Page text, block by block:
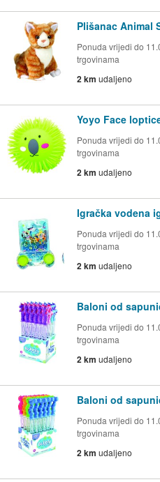
Plišanac Animal
Ponuda vrijedi do
trgovinama
2 km udaljeno
Yoyo Face
Ponuda vrijedi do
trgovinama
2 km udaljeno
Igračka vodena
Ponuda vrijedi do
trgovinama
2 km udaljeno
Baloni od
Ponuda vrijedi do
trgovinama
2 km udaljeno
Baloni od
Ponuda vrijedi do
trgovinama
2 km udaljeno